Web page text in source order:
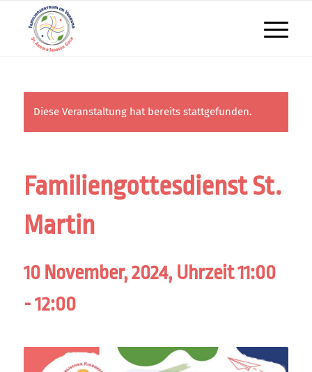
Diese Veranstaltung hat bereits stattgefunden.
Familiengottesdienst St.
Martin
10 November, 2024, Uhrzeit 11:00
-12:00